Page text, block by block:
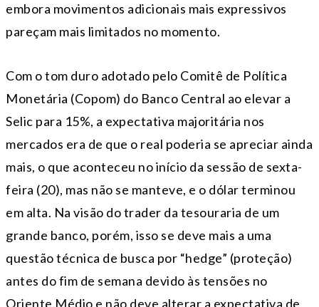
embora movimentos adicionais mais expressivos
pareçam mais limitados no momento.
Com o tom duro adotado pelo Comitê de Política
Monetária (Copom) do Banco Central ao elevar a
Selic para 15%, a expectativa majoritária nos
mercados era de que o real poderia se apreciar ainda
mais, o que aconteceu no início da sessão de sexta-
feira (20), mas não se manteve, e o dólar terminou
em alta. Na visão do trader da tesouraria de um
grande banco, porém, isso se deve mais a uma
questão técnica de busca por “hedge” (proteção)
antes do fim de semana devido às tensões no
Oriente Médio e não deve alterar a expectativa de